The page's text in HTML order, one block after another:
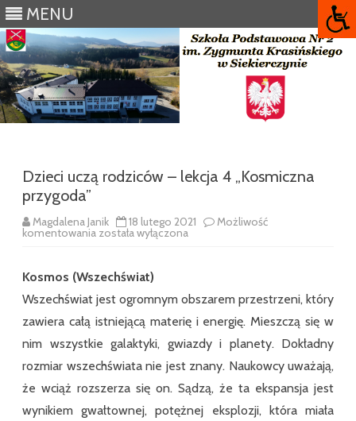
MENU
Dzieci uczą rodziców – lekcja 4 „Kosmiczna
przygoda”
Magdalena Janik 18 lutego 2021 Możliwość
komentowania Dzieci
lekcja
„Kosmiczna
przygoda”
została wyłączona
Kosmos (Wszechświat)
Wszechświat jest ogromnym obszarem przestrzeni, który
zawiera całą istniejącą materię i energię. Mieszczą się w
nim wszystkie galaktyki, gwiazdy i planety. Dokładny
rozmiar wszechświata nie jest znany. Naukowcy uważają,
że wciąż rozszerza się on. Sądzą, że ta ekspansja jest
wynikiem gwałtownej, potężnej eksplozji, która miała